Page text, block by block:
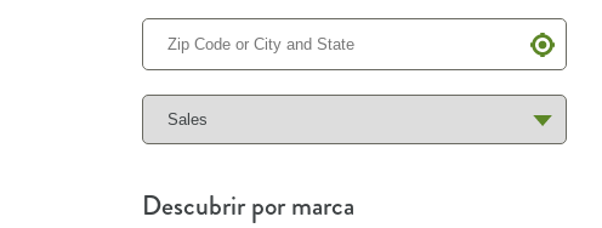
Descubrir por marca